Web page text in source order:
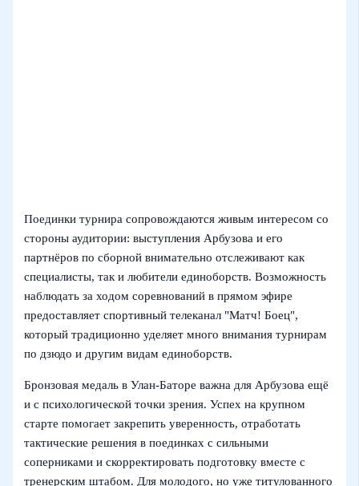
Поединки турнира сопровождаются живым интересом со
стороны аудитории: выступления Арбузова и его
партнёров по сборной внимательно отслеживают как
специалисты, так и любители единоборств. Возможность
наблюдать за ходом соревнований в прямом эфире
предоставляет спортивный телеканал "Матч! Боец",
который традиционно уделяет много внимания турнирам
по дзюдо и другим видам единоборств.
Бронзовая медаль в Улан-Баторе важна для Арбузова ещё
и с психологической точки зрения. Успех на крупном
старте помогает закрепить уверенность, отработать
тактические решения в поединках с сильными
соперниками и скорректировать подготовку вместе с
тренерским штабом. Для молодого, но уже титулованного